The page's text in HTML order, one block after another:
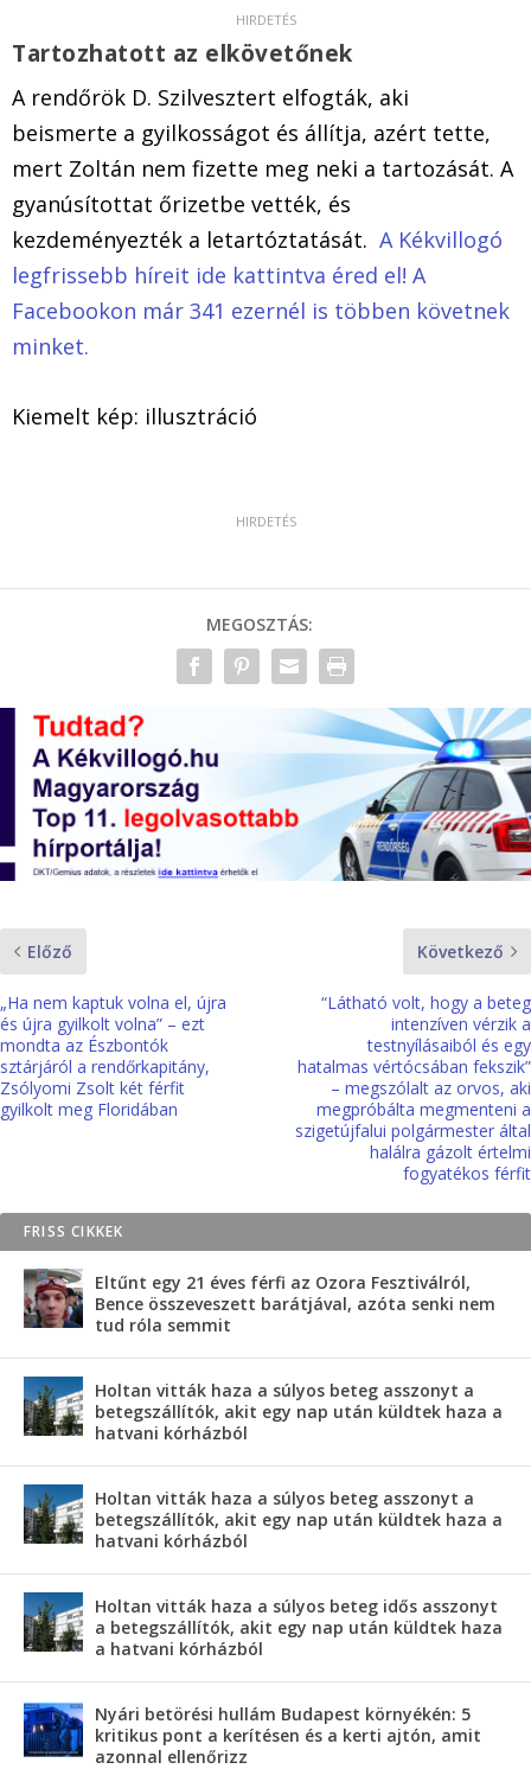
Tartozhatott az elkövetőnek
A rendőrök D. Szilvesztert elfogták, aki
beismerte a gyilkosságot és állítja, azért tette,
mert Zoltán nem fizette meg neki a tartozását. A
gyanúsítottat őrizetbe vették, és
kezdeményezték a letartóztatását. A Kékvillogó
legfrissebb híreit ide kattintva éred el! A
Facebookon már 341 ezernél is többen követnek
minket.
Kiemelt kép: illusztráció
MEGOSZTÁS:
Előző
„Ha nem kaptuk volna el, újra
és újra gyilkolt volna” – ezt
mondta az Észbontók
sztárjáról a rendőrkapitány,
Zsólyomi Zsolt két férfit
gyilkolt meg Floridában
Következő
“Látható volt, hogy a beteg
intenzíven vérzik a
testnyílásaiból és egy
hatalmas vértócsában fekszik”
– megszólalt az orvos, aki
megpróbálta megmenteni a
szigetújfalui polgármester által
halálra gázolt értelmi
fogyatékos férfit
FRISS CIKKEK
Eltűnt egy 21 éves férfi az Ozora Fesztiválról,
Bence összeveszett barátjával, azóta senki nem
tud róla semmit
Holtan vitták haza a súlyos beteg asszonyt a
betegszállítók, akit egy nap után küldtek haza a
hatvani kórházból
Holtan vitták haza a súlyos beteg asszonyt a
betegszállítók, akit egy nap után küldtek haza a
hatvani kórházból
Holtan vitták haza a súlyos beteg idős asszonyt
a betegszállítók, akit egy nap után küldtek haza
a hatvani kórházból
Nyári betörési hullám Budapest környékén: 5
kritikus pont a kerítésen és a kerti ajtón, amit
azonnal ellenőrizz